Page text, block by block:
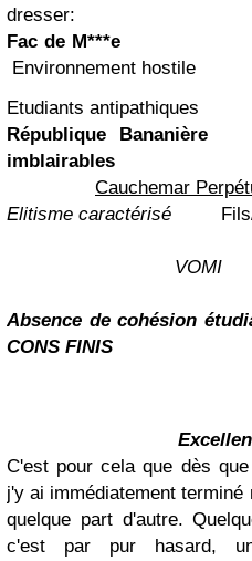
dresser:
Fac de M***e
Environnement hostile
Etudiants antipathiques
République Bananière
imblairables
Cauchemar
Elitisme caractérisé
VOMI
Absence de
CONS FINIS
Excellence
C'est pour cela que dès
j'y ai immédiatement
quelque part d'autre.
c'est par pur hasard,